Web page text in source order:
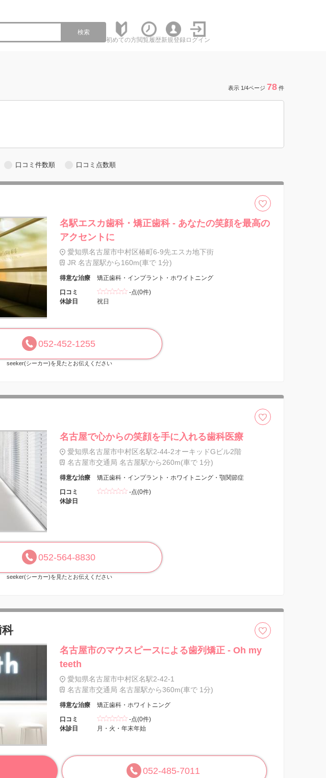
検索
初めての方閲覧履歴新規登録 ログイン
表示 1/4ページ 78 件
口コミ件数順 口コミ点数順
名駅エスカ歯科・矯正歯科 - あなたの笑顔を最高の
アクセントに
愛知県名古屋市中村区椿町6-9先エスカ地下街
JR 名古屋駅から160m(車で 1分)
得意な治療
矯正歯科・インプラント・ホワイトニング
口コミ
-点(0件)
休診日
祝日
052-452-1255
seeker(シーカー)を見たとお伝えください
名古屋で心からの笑顔を手に入れる歯科医療
愛知県名古屋市中村区名駅2-44-2オーキッドGビル2階
名古屋市交通局 名古屋駅から260m(車で 1分)
得意な治療
矯正歯科・インプラント・ホワイトニング・顎関節症
口コミ
-点(0件)
休診日
052-564-8830
seeker(シーカー)を見たとお伝えください
名古屋市のマウスピースによる歯列矯正 - Oh my
teeth
愛知県名古屋市中村区名駅2-42-1
名古屋市交通局 名古屋駅から360m(車で 1分)
得意な治療
矯正歯科・ホワイトニング
口コミ
-点(0件)
休診日
月・火・年末年始
052-485-7011